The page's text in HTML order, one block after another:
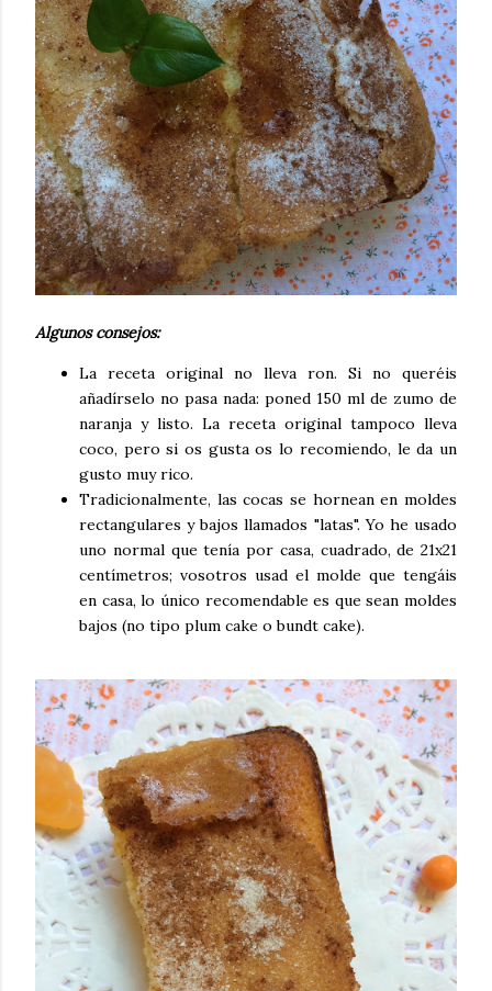
Algunos consejos:
La receta original no lleva ron. Si no queréis
añadírselo no pasa nada: poned 150 ml de zumo de
naranja y listo. La receta original tampoco lleva
coco, pero si os gusta os lo recomiendo, le da un
gusto muy rico.
Tradicionalmente, las cocas se hornean en moldes
rectangulares y bajos llamados "latas". Yo he usado
uno normal que tenía por casa, cuadrado, de 21x21
centímetros; vosotros usad el molde que tengáis
en casa, lo único recomendable es que sean moldes
bajos (no tipo plum cake o bundt cake).